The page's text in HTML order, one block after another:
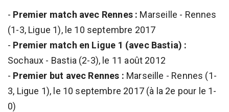
- Premier match avec Rennes : Marseille - Rennes
(1-3, Ligue 1), le 10 septembre 2017
- Premier match en Ligue 1 (avec Bastia) :
Sochaux - Bastia (2-3), le 11 août 2012
- Premier but avec Rennes : Marseille - Rennes (1-
3, Ligue 1), le 10 septembre 2017 (à la 2e pour le 1-
0)